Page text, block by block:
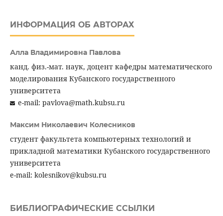
ИНФОРМАЦИЯ ОБ АВТОРАХ
Алла Владимировна Павлова
канд. физ.-мат. наук, доцент кафедры математического
моделирования Кубанского государственного
университета
e-mail: pavlova@math.kubsu.ru
Максим Николаевич Колесников
студент факультета компьютерных технологий и
прикладной математики Кубанского государственного
университета
e-mail: kolesnikov@kubsu.ru
БИБЛИОГРАФИЧЕСКИЕ ССЫЛКИ